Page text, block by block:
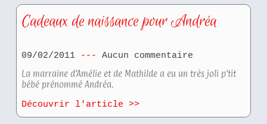
Cadeaux de naissance pour Andréa
09/02/2011
Aucun commentaire
La marraine d’Amélie et de Mathilde a eu un très joli p’tit
bébé prénommé Andréa.
Découvrir l'article >>